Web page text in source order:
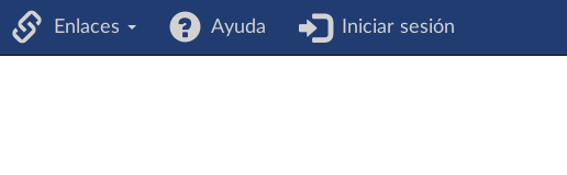
Enlaces Ayuda Iniciar sesión